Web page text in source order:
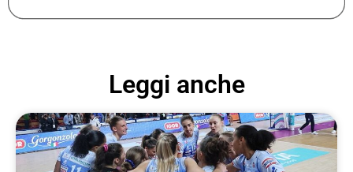
Leggi anche